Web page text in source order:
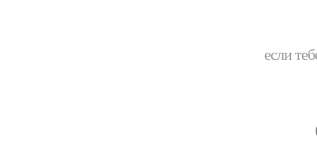
если